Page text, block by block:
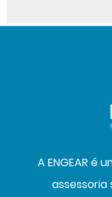
MONITORAMENTOS
MONITORAMENTO
ANÁLISE DE QUALIDADE
AVALIAÇÃO TEOR DE
CONSULTORIA E
MONITORAMENTO
A ENGEAR é